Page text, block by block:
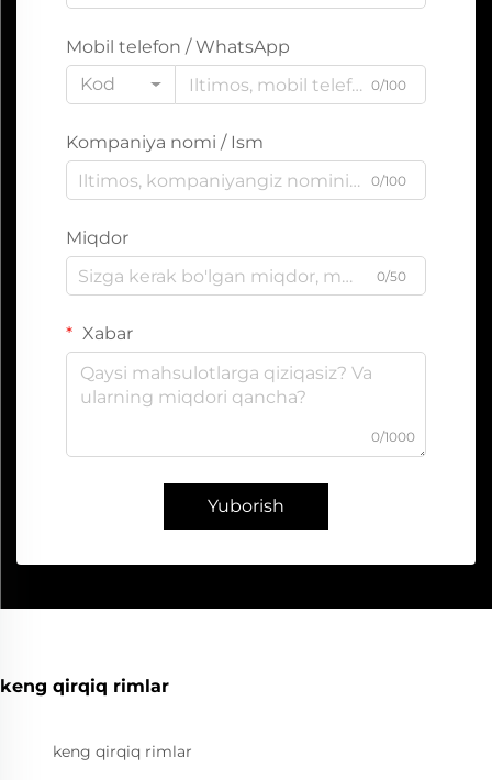
Mobil telefon / WhatsApp
Kod
0/100
Kompaniya nomi / Ism
0/100
Miqdor
0/50
Xabar
0/1000
Yuborish
keng qirqiq rimlar
keng qirqiq rimlar